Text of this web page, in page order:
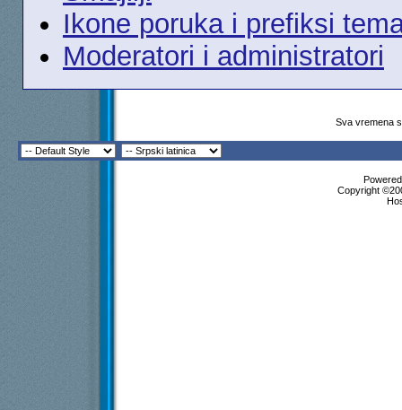
Ikone poruka i prefiksi
Moderatori i administratori
Sva vremena
Copyright